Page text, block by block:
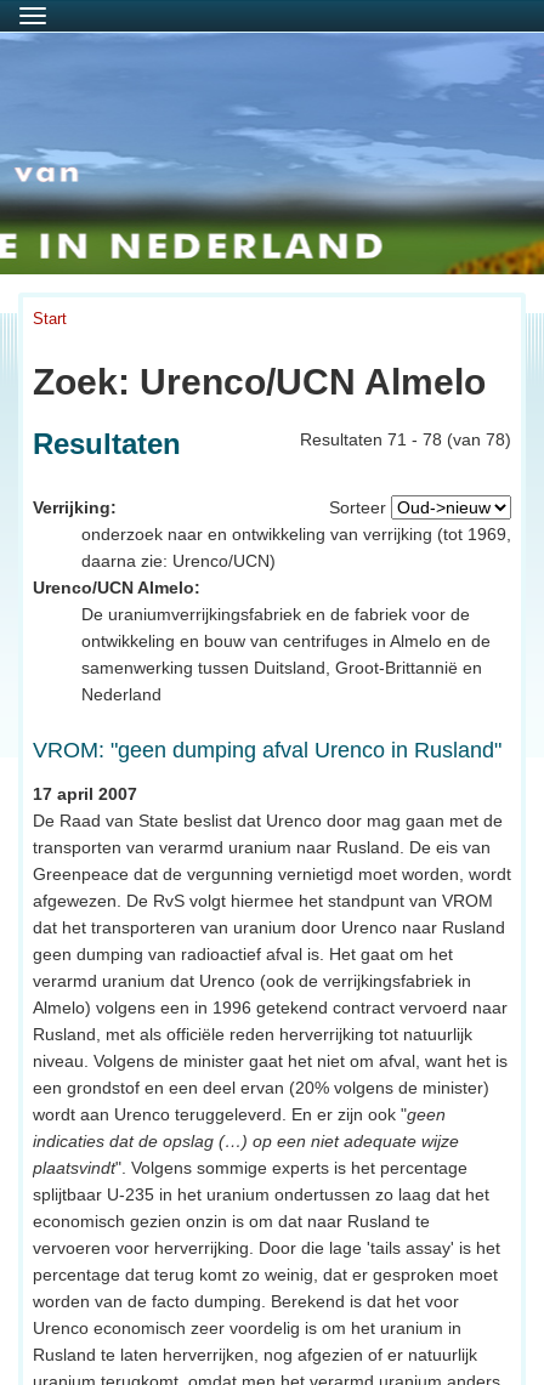
Menu
Start
Zoek: Urenco/UCN Almelo
Resultaten 71 - 78 (van 78)
Resultaten
Sorteer
Verrijking:
onderzoek naar en ontwikkeling van verrijking (tot 1969,
daarna zie: Urenco/UCN)
Urenco/UCN Almelo:
De uraniumverrijkingsfabriek en de fabriek voor de
ontwikkeling en bouw van centrifuges in Almelo en de
samenwerking tussen Duitsland, Groot-Brittannië en
Nederland
VROM: "geen dumping afval Urenco in Rusland"
17 april 2007
De Raad van State beslist dat Urenco door mag gaan met de
transporten van verarmd uranium naar Rusland. De eis van
Greenpeace dat de vergunning vernietigd moet worden, wordt
afgewezen. De RvS volgt hiermee het standpunt van VROM
dat het transporteren van uranium door Urenco naar Rusland
geen dumping van radioactief afval is. Het gaat om het
verarmd uranium dat Urenco (ook de verrijkingsfabriek in
Almelo) volgens een in 1996 getekend contract vervoerd naar
Rusland, met als officiële reden herverrijking tot natuurlijk
niveau. Volgens de minister gaat het niet om afval, want het is
een grondstof en een deel ervan (20% volgens de minister)
wordt aan Urenco teruggeleverd. En er zijn ook "geen
indicaties dat de opslag (…) op een niet adequate wijze
plaatsvindt". Volgens sommige experts is het percentage
splijtbaar U-235 in het uranium ondertussen zo laag dat het
economisch gezien onzin is om dat naar Rusland te
vervoeren voor herverrijking. Door die lage 'tails assay' is het
percentage dat terug komt zo weinig, dat er gesproken moet
worden van de facto dumping. Berekend is dat het voor
Urenco economisch zeer voordelig is om het uranium in
Rusland te laten herverrijken, nog afgezien of er natuurlijk
uranium terugkomt, omdat men het verarmd uranium anders